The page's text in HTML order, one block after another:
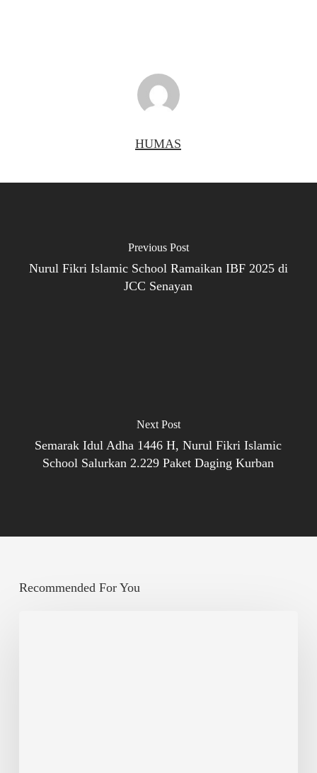
HUMAS
Previous Post
Nurul Fikri Islamic School Ramaikan IBF 2025 di
JCC Senayan
Next Post
Semarak Idul Adha 1446 H, Nurul Fikri Islamic
School Salurkan 2.229 Paket Daging Kurban
Recommended For You